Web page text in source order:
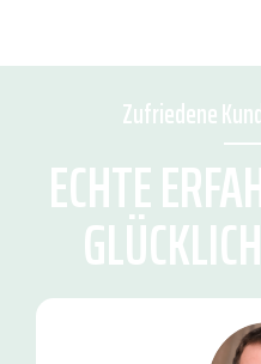
Zufriedene
ECHTE